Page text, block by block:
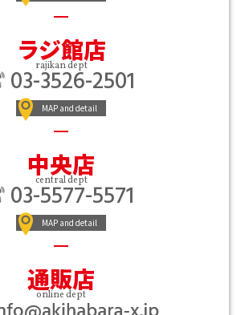
ラジ館店
rajikan dept
03-3526-2501
MAP and detail
中央店
central dept
03-5577-5571
MAP and detail
通販店
online dept